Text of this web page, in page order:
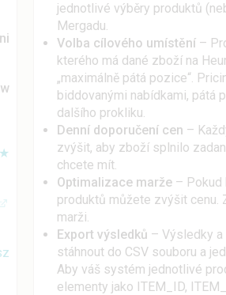
jednotlivé výběry produktů
Mergadu.
Volba cílového umístění –
kterého má dané zboží na
„maximálně pátá pozice“.
biddovanými nabídkami,
dalšího prokliku.
Denní doporučení cen –
zvýšit, aby zboží splnilo
chcete mít.
Optimalizace marže – Pokud
produktů můžete zvýšit
marži.
Export výsledků – Výsledky
stáhnout do CSV souboru a
Aby váš systém jednotlivé
elementy jako ITEM_ID,